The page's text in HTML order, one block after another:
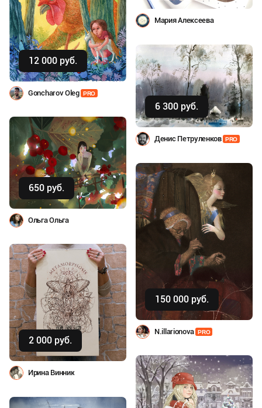
Мария Алексеева
12 000 руб.Купить
Goncharov Oleg PRO
6 300 руб. Купить
Денис Петруленков PRO
650 руб. Купить
Ольга Ольга
150 000 руб.Купить
N.illarionova PRO
2 000 руб. Купить
Ирина Винник